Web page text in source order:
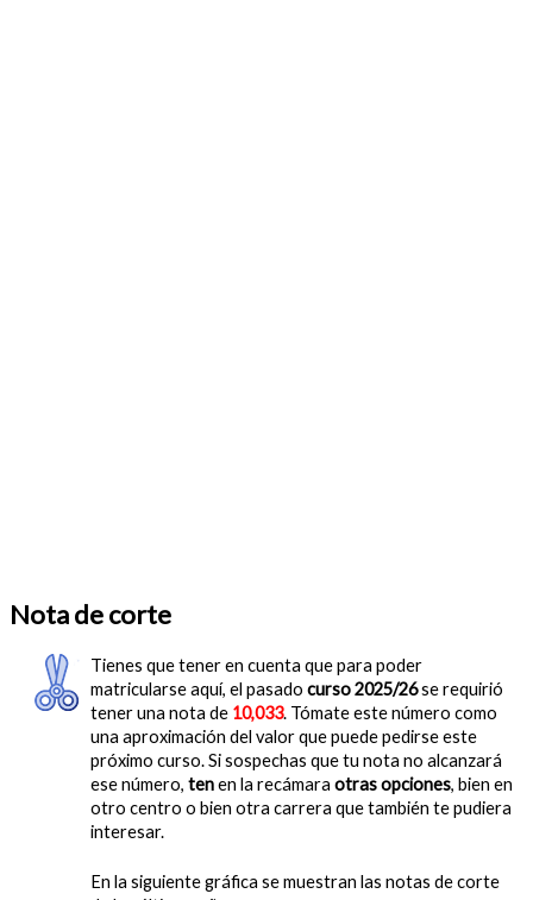
Nota de corte
Tienes que tener en cuenta que para poder
matricularse aquí, el pasado curso 2025/26se requirió
tener una nota de 10,033. Tómate este número como
una aproximación del valor que puede pedirse este
próximo curso. Si sospechas que tu nota no alcanzará
ese número, tenen la recámara otras opciones, bien en
otro centro o bien otra carrera que también te pudiera
interesar.
En la siguiente gráfica se muestran las notas de corte